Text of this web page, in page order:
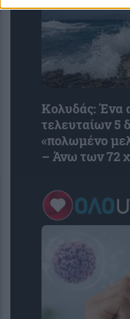
Κολυδάς: Ένα
τελευταίων 5
«πολωμένο
– Άνω των 72